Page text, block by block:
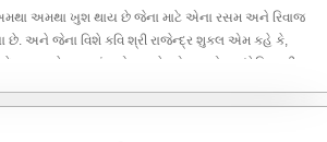
અમથા ખુશ થાય છે જેના માટે એના રસમ અને રિવાજ
છે. અને જેના વિશે કવિ શ્રી રાજેન્દ્ર શુક્લ એમ કહે કે,
દેખાય ભલે બાજુમાં મનોજ હશે. એજ મનોજ ખંડેરિયા ની